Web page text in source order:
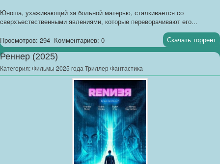
Юноша, ухаживающий за больной матерью, сталкивается со
сверхъестественными явлениями, которые переворачивают его...
Просмотров: 294 Комментариев: 0 Скачать торрент
Реннер (2025)
Категория:Фильмы 2025 года Триллер Фантастика